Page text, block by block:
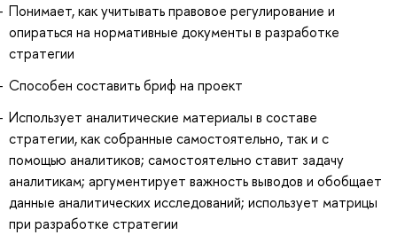
Понимает, как учитывать правовое регулирование и
опираться на нормативные документы в разработке
стратегии
Способен составить бриф на проект
Использует аналитические материалы в составе
стратегии, как собранные самостоятельно, так и с
помощью аналитиков; самостоятельно ставит задачу
аналитикам; аргументирует важность выводов и обобщает
данные аналитических исследований; использует матрицы
при разработке стратегии